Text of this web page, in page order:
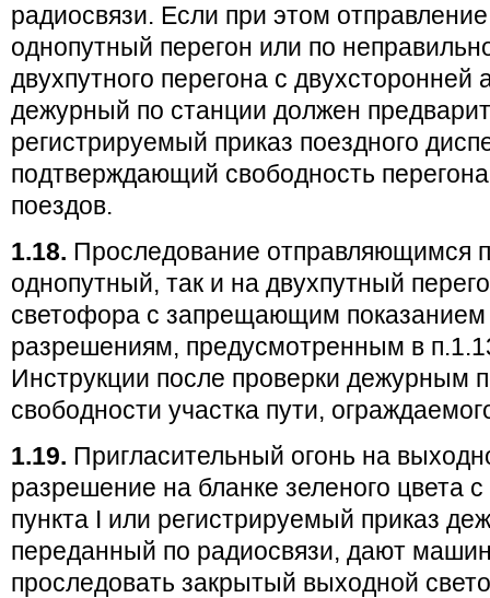
радиосвязи. Если при этом
однопутный перегон или по
двухпутного перегона с двухсторонней
дежурный по станции должен
регистрируемый приказ поездного
подтверждающий свободность
поездов.
1.18. Проследование отправляющимся
однопутный, так и на двухпутный
светофора с запрещающим показанием
разрешениям, предусмотренным в
Инструкции после проверки дежурным
свободности участка пути,
1.19. Пригласительный огонь на
разрешение на бланке зеленого цвета
пункта I или регистрируемый приказ
переданный по радиосвязи, дают
проследовать закрытый выходной